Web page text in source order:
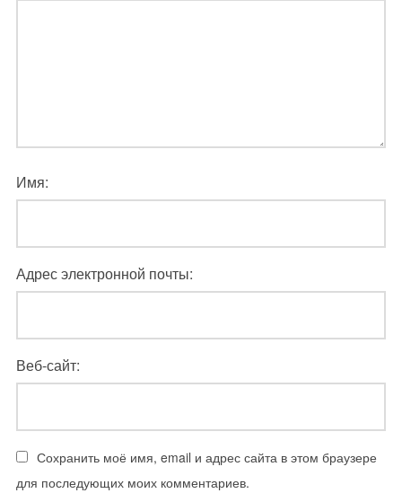
Имя:
Адрес электронной почты:
Веб-сайт:
Сохранить моё имя, email и адрес сайта в этом браузере
для последующих моих комментариев.